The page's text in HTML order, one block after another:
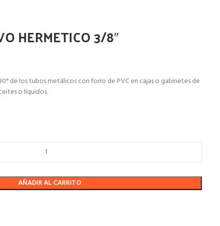
HERMETICO 3/8″
de los tubos metálicos con forro de PVC en cajas o gabinetes de
o líquidos.
AÑADIR AL CARRITO